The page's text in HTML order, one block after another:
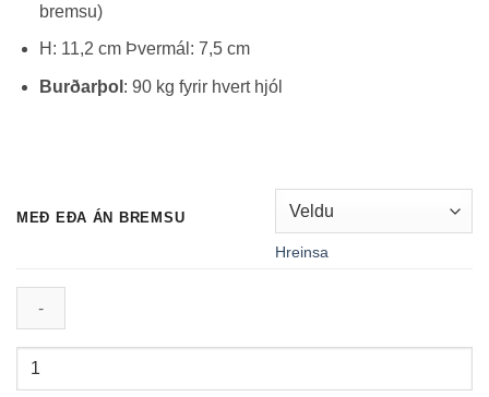
bremsu)
H: 11,2 cm Þvermál: 7,5 cm
Burðarþol : 90 kg fyrir hvert hjól
MEÐ EÐA ÁN BREMSU
Hreinsa
Varahjól